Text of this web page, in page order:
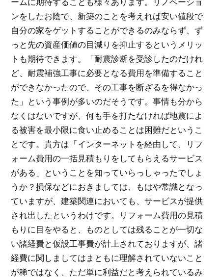
ンをしたお陰で、新築のことを考えれば安い値段で
自分の家をゲットすることができるのみならず、ず
っと先の資産価値の目減りを抑止するというメリッ
トも期待できます。「耐震診断を受診したのだけれ
ど、耐震補強工事に必要となる費用を準備すること
ができなかったので、その工事を断ざるを得なかっ
た」という事例が多いのだそうです。事情も分から
なくはないですが、何も手を打たなければ地震によ
る被害を最小限に食い止めることは困難だというこ
とです。貴方は「インターネットを経由して、リフ
ォーム費用の一括見積もりをしてもらえるサービス
がある」ということを知っていらっしゃったでしょ
うか？損保などにおきましては、もはや常識となっ
ていますが、建築関連においても、サービスが提供
され出したというわけです。リフォーム費用の見積
もりに目をやると、ものとしては残ることが一切な
い諸経費と仮設工事費が計上されておりますが、諸
経費に関しましてはまともに理解されていないこと
が稀ではなく、ただ単に利益だと考えられているみ